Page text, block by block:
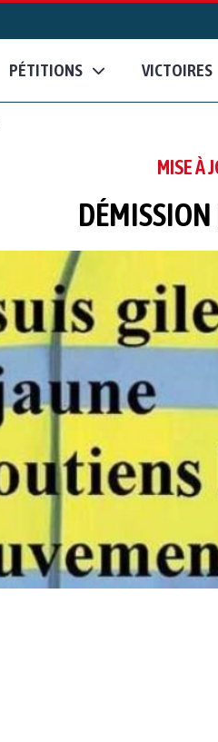
PÉTITIONS VICTOIRES
MISE À
DÉMISSION